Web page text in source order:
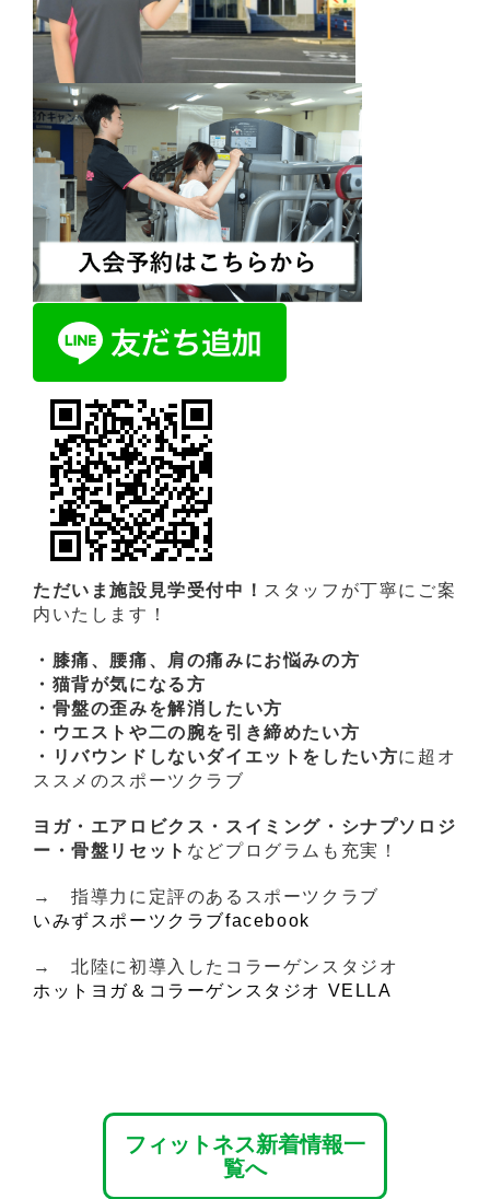
ただいま施設見学受付中！ スタッフが丁寧にご案
内いたします！
・膝痛、腰痛、肩の痛みにお悩みの方
・猫背が気になる方
・骨盤の歪みを解消したい方
・ウエストや二の腕を引き締めたい方
・リバウンドしないダイエットをしたい方に超オ
ススメのスポーツクラブ
ヨガ・エアロビクス・スイミング・シナプソロジ
ー・骨盤リセット などプログラムも充実！
→ 指導力に定評のあるスポーツクラブ
いみずスポーツクラブfacebook
→ 北陸に初導入したコラーゲンスタジオ
ホットヨガ＆コラーゲンスタジオ VELLA
フィットネス新着情報一
覧へ